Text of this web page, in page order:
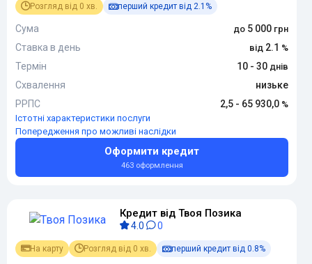
Розгляд від 0 хв. перший кредит від 2.1%
Сума
5 000
Ставка в день
2.1
Термін
10 - 30
Схвалення
низьке
РРПС
2,5 - 65 930,0
Істотні характеристики послуги
Попередження про можливі наслідки
Оформити кредит
463 оформлення
Кредит від Твоя Позика
4.0 0
На карту Розгляд від 0 хв. перший кредит від 0.8%